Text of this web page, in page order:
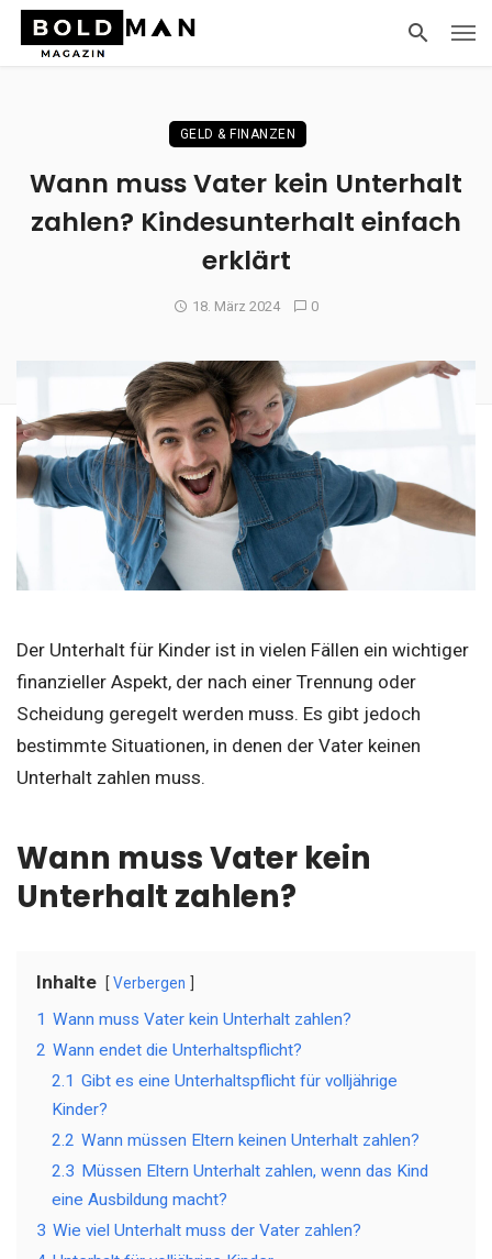
GELD & FINANZEN
Wann muss Vater kein Unterhalt
zahlen? Kindesunterhalt einfach
erklärt
18. März 2024 0
Der Unterhalt für Kinder ist in vielen Fällen ein wichtiger
finanzieller Aspekt, der nach einer Trennung oder
Scheidung geregelt werden muss. Es gibt jedoch
bestimmte Situationen, in denen der Vater keinen
Unterhalt zahlen muss.
Wann muss Vater kein
Unterhalt zahlen?
Inhalte Verbergen
1 Wann muss Vater kein Unterhalt zahlen?
2 Wann endet die Unterhaltspflicht?
2.1 Gibt es eine Unterhaltspflicht für volljährige
Kinder?
2.2 Wann müssen Eltern keinen Unterhalt zahlen?
2.3 Müssen Eltern Unterhalt zahlen, wenn das Kind
eine Ausbildung macht?
3 Wie viel Unterhalt muss der Vater zahlen?